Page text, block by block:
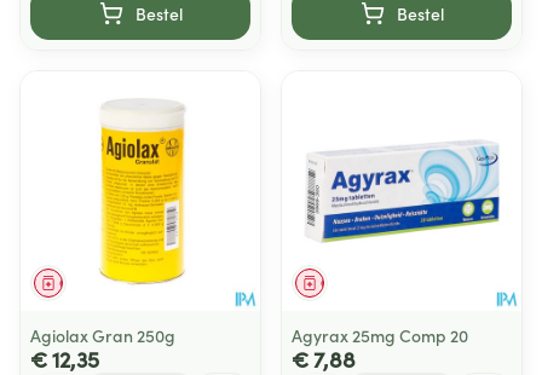
Bestel Bestel
Geneesmiddel
Agiolax Gran 250g
€ 12,35
Geneesmiddel
Agyrax 25mg Comp 20
€ 7,88